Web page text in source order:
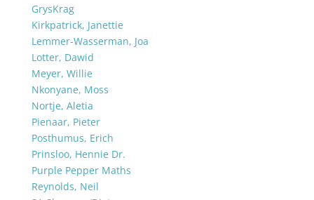
GrysKrag
Kirkpatrick, Janettie
Lemmer-Wasserman, Joa
Lotter, Dawid
Meyer, Willie
Nkonyane, Moss
Nortje, Aletia
Pienaar, Pieter
Posthumus, Erich
Prinsloo, Hennie Dr.
Purple Pepper Maths
Reynolds, Neil